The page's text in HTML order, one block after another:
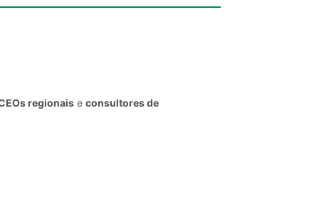
regionais e consultores de